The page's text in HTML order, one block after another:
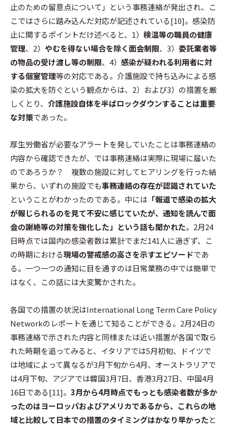
止のための留意点について」という事務連絡が発出され、こ
こではさらに踏み込んだ対応が記述されている[10]。感染防
止に関するポイントだけ述べると、1） 検温等の職員の健康
管理、2） やむを得ない場合を除く面会制限、3） 委託業者等
の物品の受け渡し等の制限、4） 感染が疑われる利用者に対
する個室管理等の対応である。介護施設で持ち込みによる感
染の拡大を防ぐという観点からは、2）および3）の措置を厳
しくとり、 介護施設自体を半ばロックダウンすることは重要
な対策であった。
厚生労働省が必要なアラートを発していたことは事務連絡の
内容から確認できたが、では事務連絡は実際に現場に届いた
のであろうか？ 複数の施設に対してヒアリングを行った結
果から、いずれの施設でも事務連絡の存在が認識されていた
ということがわかったのである。中には 「報道で感染の拡大
が報じられるのを見て不安に感じていたが、通知を読んで面
会の謝絶等の対策を強化した」という話も聞かれた。2月24
日時点では国内の感染者数は累計でまだ141人に過ぎず、こ
の時期における現場の警戒感の高さを示すエピソードであ
る。一つ一つの通知に目を通すのは日常業務の中では簡単で
はなく、この話には大変驚かされた。
各国での措置の状況はInternational Long Term Care Policy
Networkのレポートを通じて知ることができる。2月24日の
事務連絡で示された内容と同様または近い措置が各国で取ら
れた時期を追ってみると、イタリアでは5月初旬、ドイツで
は地域によって異なるが3月下旬から4月、オーストラリアで
は4月下旬、アジアでは韓国3月7日、香港3月27日、中国4月
16日である[11]。 3月から4月時点でもっとも感染者数が多か
ったのはヨーロッパおよびアメリカであるから、これらの地
域と比較して日本での措置のタイミングはかなり早かったと